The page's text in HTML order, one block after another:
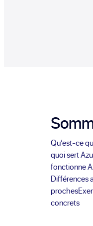
Qu’est-ce
quoi sert
fonctionne
Différences
proches
concrets